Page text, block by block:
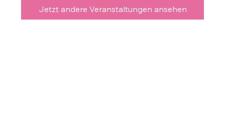
Jetzt andere Veranstaltungen ansehen